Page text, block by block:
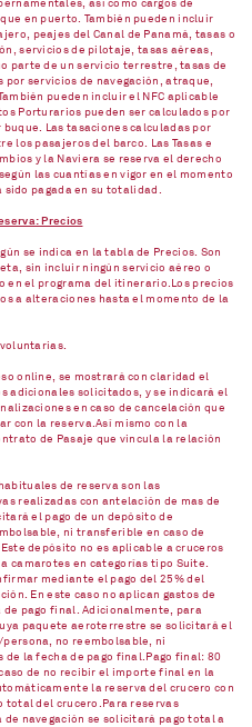
así como cargos de
en puerto. También pueden incluir
peajes del Canal de Panamá, tasas o
servicios de pilotaje, tasas aéreas,
parte de un servicio terrestre, tasas de
servicios de navegación, atraque,
pueden incluir el NFC aplicable
Porturarios pueden ser calculados por
Las tasaciones calculadas por
los pasajeros del barco. Las Tasas e
y la Naviera se reserva el derecho
las cuantías en vigor en el momento
pagada en su totalidad.
Precios
se indica en la tabla de Precios. Son
sin incluir ningún servicio aéreo o
en el programa del itinerario.Los precios
a alteraciones hasta el momento de la
online, se mostrará con claridad el
adicionales solicitados, y se indicará el
en caso de cancelación que
con la reserva.Así mismo con la
de Pasaje que vincula la relación
de reserva son las
realizadas con antelación de mas de
el pago de un depósito de
ni transferible en caso de
depósito no es aplicable a cruceros
camarotes en categorías tipo Suite.
mediante el pago del 25% del
En este caso no aplican gastos de
pago final. Adicionalmente, para
paquete aeroterrestre se solicitará el
no reembolsable, ni
la fecha de pago final.Pago final: 80
de no recibir el importe final en la
la reserva del crucero con
total del crucero.Para reservas
de navegación se solicitará pago total a